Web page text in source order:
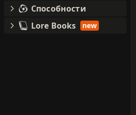
Способности
Lore Books
new